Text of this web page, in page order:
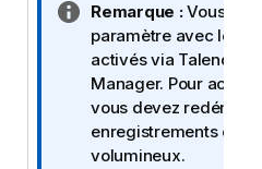
N
o
t
e
I
n
f
Remarque :Vous ne
paramètre avec les
activés via Talend
Manager. Pour
vous devez
enregistrements de
volumineux.